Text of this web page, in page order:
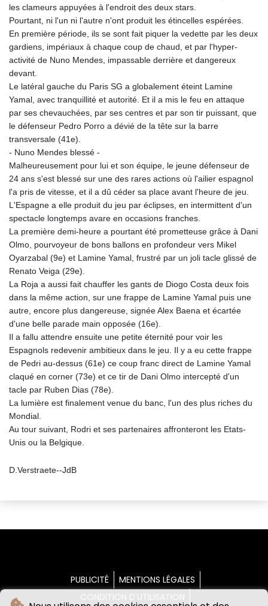
les clameurs appuyées à l'endroit des deux stars.
Pourtant, ni l'un ni l'autre n'ont produit les étincelles espérées.
En première période, ils se sont fait piquer la vedette par les deux
gardiens, impériaux à chaque coup de chaud, et par l'hyper-
activité de Nuno Mendes, impassable derrière et dangereux
devant.
Le latéral gauche du Paris SG a globalement éteint Lamine
Yamal, avec tranquillité et autorité. Et il a mis le feu en attaque
par ses chevauchées, par ses centres et par son tir puissant, que
le défenseur Pedro Porro a dévié de la tête sur la barre
transversale (41e).
- Nuno Mendes blessé -
Malheureusement pour lui et son équipe, le jeune défenseur de
24 ans s'est blessé sur une des rares actions où l'ailier espagnol
l'a pris de vitesse, et il a dû céder sa place avant l'heure de jeu.
L'Espagne a elle produit du jeu par éclipses, en intermittent d'un
spectacle longtemps avare en occasions franches.
La première demi-heure a pourtant été prometteuse grâce à Dani
Olmo, pourvoyeur de bons ballons en profondeur vers Mikel
Oyarzabal (9e) et Lamine Yamal, frustré par un joli tacle glissé de
Renato Veiga (29e).
La Roja a aussi fait chauffer les gants de Diogo Costa deux fois
dans la même action, sur une frappe de Lamine Yamal puis une
autre, encore plus dangereuse, signée Alex Baena et écartée
d'une belle parade main opposée (16e).
Il a fallu attendre ensuite une petite éternité pour voir les
Espagnols redevenir ambitieux dans le jeu. Il y a eu cette frappe
de Pedri au-dessus (61e) ce coup franc direct de Lamine Yamal
claqué en corner (73e) et ce tir de Dani Olmo intercepté d'un
tacle par Ruben Dias (78e).
La lumière est finalement venue du banc, l'un des plus riches du
Mondial.
Au tour suivant, Rodri et ses partenaires affronteront les Etats-
Unis ou la Belgique.
D.Verstraete--JdB
PUBLICITÉ
MENTIONS LÉGALES
CONDITION D'UTILISATION